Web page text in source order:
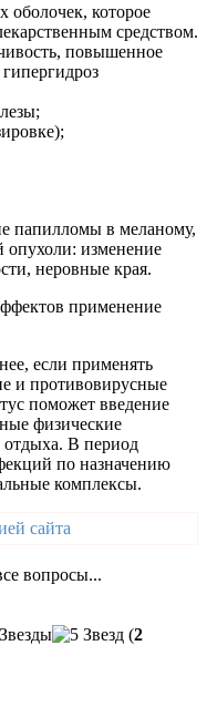
оболочек, которое
средством.
повышенное
папилломы в меланому,
опухоли: изменение
неровные края.
применение
если применять
и противовирусные
поможет введение
физические
В период
по назначению
комплексы.
сайта
вопросы...
(2